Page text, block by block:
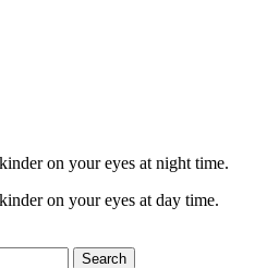
on your eyes at night time.
on your eyes at day time.
Search